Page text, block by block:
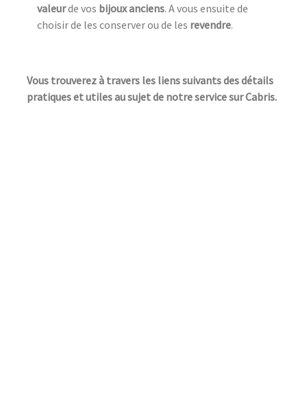
valeurde vos bijoux anciens. A vous ensuite de
choisir de les conserver ou de les revendre.
Vous trouverez à travers les liens suivants des détails
pratiques et utiles au sujet de notre service sur Cabris.